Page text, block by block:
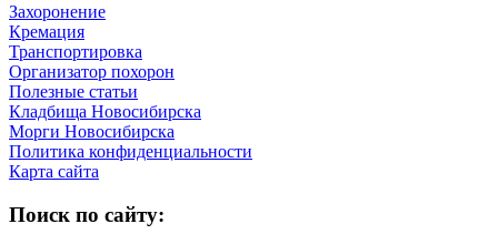
Захоронение
Кремация
Транспортировка
Организатор похорон
Полезные статьи
Кладбища Новосибирска
Морги Новосибирска
Политика конфиденциальности
Карта сайта
Поиск по сайту: